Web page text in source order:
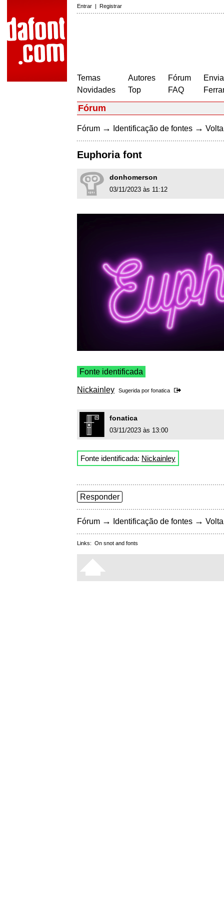
Entrar | Registrar
Temas
Novidades
Autores
Top
Fórum
FAQ
Fórum
Fórum → Identificação de fontes →
Euphoria font
donhomerson
03/11/2023 às 11:12
Fonte identificada
Nickainley Sugerida por fonatica
fonatica
03/11/2023 às 13:00
Fonte identificada: Nickainley
Responder
Fórum → Identificação de fontes →
Links: On snot and fonts